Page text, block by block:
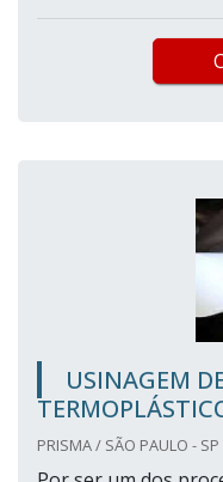
USINAGEM
PRISMA / SÃO PAULO - SP